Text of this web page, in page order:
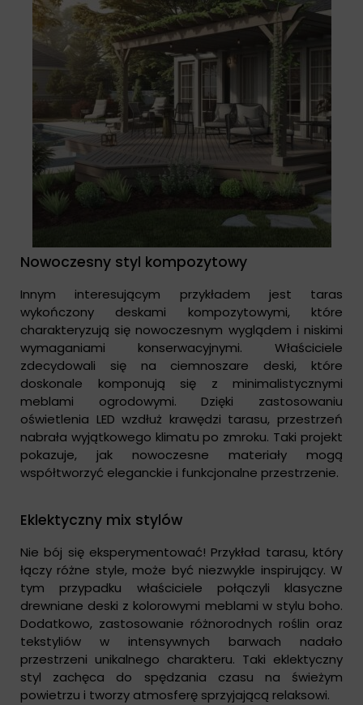
Nowoczesny styl kompozytowy
Innym interesującym przykładem jest taras
wykończony deskami kompozytowymi, które
charakteryzują się nowoczesnym wyglądem i niskimi
wymaganiami konserwacyjnymi. Właściciele
zdecydowali się na ciemnoszare deski, które
doskonale komponują się z minimalistycznymi
meblami ogrodowymi. Dzięki zastosowaniu
oświetlenia LED wzdłuż krawędzi tarasu, przestrzeń
nabrała wyjątkowego klimatu po zmroku. Taki projekt
pokazuje, jak nowoczesne materiały mogą
współtworzyć eleganckie i funkcjonalne przestrzenie.
Eklektyczny mix stylów
Nie bój się eksperymentować! Przykład tarasu, który
łączy różne style, może być niezwykle inspirujący. W
tym przypadku właściciele połączyli klasyczne
drewniane deski z kolorowymi meblami w stylu boho.
Dodatkowo, zastosowanie różnorodnych roślin oraz
tekstyliów w intensywnych barwach nadało
przestrzeni unikalnego charakteru. Taki eklektyczny
styl zachęca do spędzania czasu na świeżym
powietrzu i tworzy atmosferę sprzyjającą relaksowi.